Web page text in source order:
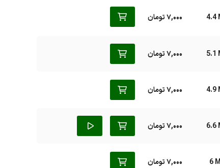
4.4 7,000 تومان
5.1 7,000 تومان
4.9 7,000 تومان
6.6 7,000 تومان
6 7,000 تومان